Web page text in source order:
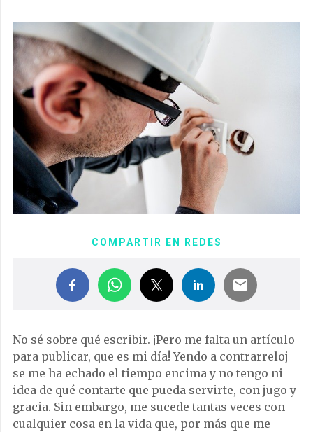
COMPARTIR EN REDES
No sé sobre qué escribir. ¡Pero me falta un artículo
para publicar, que es mi día! Yendo a contrarreloj
se me ha echado el tiempo encima y no tengo ni
idea de qué contarte que pueda servirte, con jugo y
gracia. Sin embargo, me sucede tantas veces con
cualquier cosa en la vida que, por más que me